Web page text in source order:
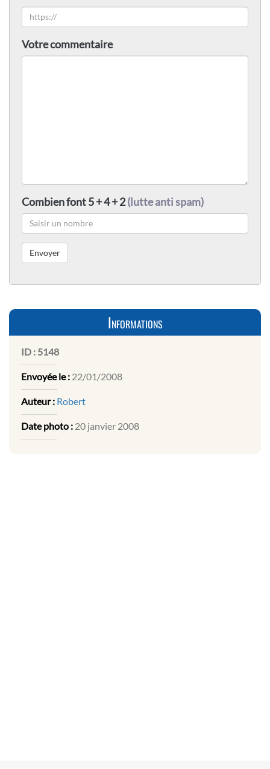
Votre commentaire
Combien font 5 + 4 + 2(lutte anti spam)
Informations
ID : 5148
Envoyée le : 22/01/2008
Auteur : Robert
Date photo : 20 janvier 2008